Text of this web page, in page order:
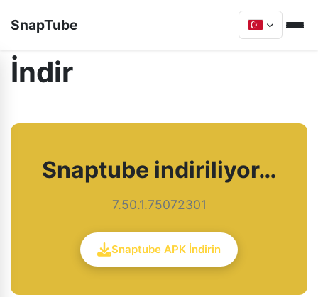
SnapTube
İndir
Snaptube indiriliyor…
7.50.1.75072301
Snaptube APK İndirin